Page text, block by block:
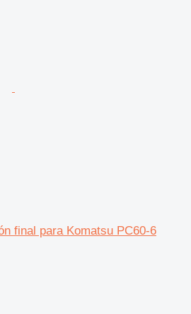
final para Komatsu PC60-6